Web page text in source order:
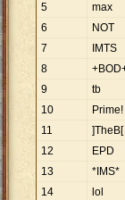
5
max
6
NOT
7
IMTS
8
9
tb
10
Prime!
11
]TheB[
12
EPD
13
*IMS*
14
lol